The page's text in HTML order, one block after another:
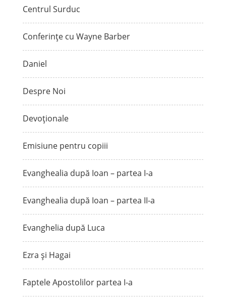
Centrul Surduc
Conferințe cu Wayne Barber
Daniel
Despre Noi
Devoționale
Emisiune pentru copiii
Evanghealia după Ioan – partea I-a
Evanghealia după Ioan – partea II-a
Evanghelia după Luca
Ezra și Hagai
Faptele Apostolilor partea I-a